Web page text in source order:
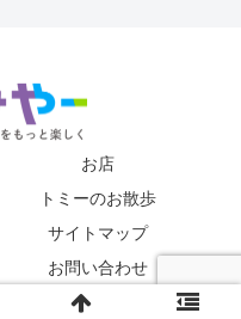
お店
トミーのお散歩
サイトマップ
お問い合わせ
編集局.